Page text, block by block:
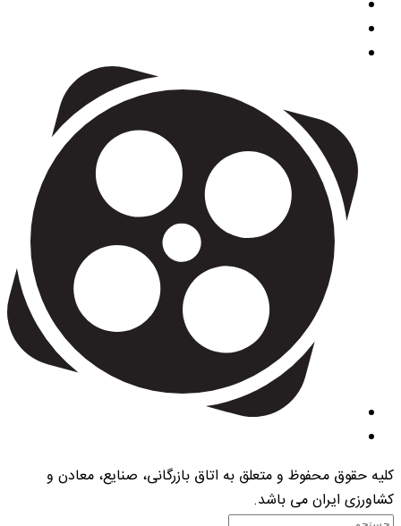
کلیه حقوق محفوظ و متعلق به اتاق بازرگانی، صنایع، معادن و
کشاورزی ایران می باشد.